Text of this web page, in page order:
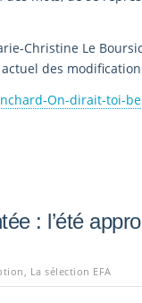
Christine Le
des
On-dirait-toi-
: l’été
, La sélection EFA